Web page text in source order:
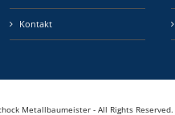
Kontakt
Metallbaumeister - All Rights Reserved.